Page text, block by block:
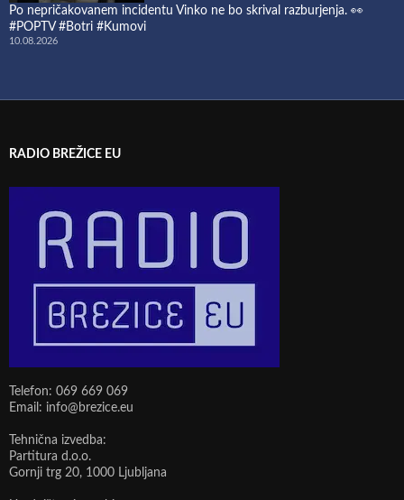
Po nepričakovanem incidentu Vinko ne bo skrival razburjenja. 👀
#POPTV #Botri #Kumovi
10.08.2026
RADIO BREŽICE EU
Telefon: 069 669 069
Email: info@brezice.eu
Tehnična izvedba:
Partitura d.o.o.
Gornji trg 20, 1000 Ljubljana